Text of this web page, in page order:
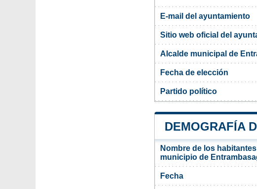
E-mail del ayuntamiento
Sitio web oficial del
Alcalde municipal de
Fecha de elección
Partido político
DEMOGRAFÍA
Nombre de los
municipio de
Fecha